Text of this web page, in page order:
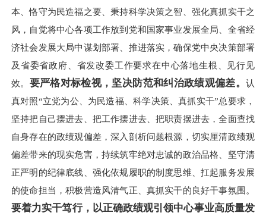
本、恪守为民造福之要、秉持科学决策之智、强化真抓实干之
风，自觉将中心各项工作放到党和国家事业发展全局、全省经
济社会发展大局中谋划部署、推进落实，确保党中央决策部署
及省委省政府、省发改委工作要求在中心落地生根、见行见
效。 要严格对标检视，坚决防范和纠治政绩观偏差。认
真对照“立党为公、为民造福、科学决策、真抓实干”总要求，
坚持把自己摆进去、把工作摆进去、把职责摆进去，全面查找
自身存在的政绩观偏差，深入剖析问题根源，切实厘清政绩观
偏差带来的现实危害，持续筑牢绝对忠诚的政治品格、坚守清
正严明的纪律底线、强化依规履职的制度思维、扛起服务发展
的使命担当，积极营造风清气正、真抓实干的良好干事氛围。
要着力实干笃行，以正确政绩观引领中心事业高质量发